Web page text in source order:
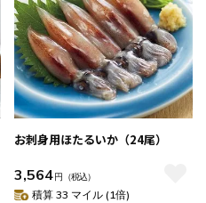
お刺身用ほたるいか（24尾）
3,564円 （税込）
積算 33 マイル (1倍)